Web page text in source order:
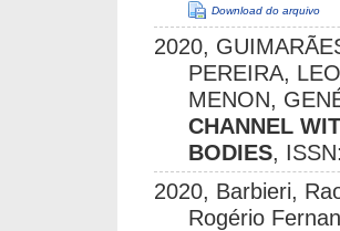
Download do arquivo
2020,
PEREIRA,
MENON,
CHANNEL
BODIES,
2020, Barbieri,
Rogério